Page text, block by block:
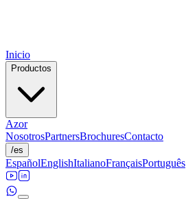
Inicio
Productos
Azor
NosotrosPartnersBrochuresContacto
/es
EspañolEnglishItalianoFrançaisPortuguês